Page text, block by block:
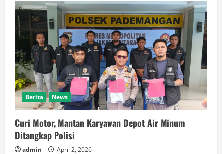
Liga
Inggris:
Man
City
Gusur
Arsenal
dari
Puncak
Klasemen
Berita News
Curi Motor, Mantan Karyawan Depot Air Minum
Ditangkap Polisi
admin April 2, 2026